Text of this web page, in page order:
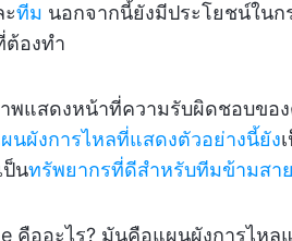
ทีม นอกจากนี้ยังมีประโยชน์ใน
องทำ
พแสดงหน้าที่ความรับผิดชอบขอ
นผังการไหลที่แสดงตัวอย่างนี้ยัง
ป็นทรัพยากรที่ดีสำหรับทีมข้ามสา
คืออะไร? มันคือแผนผังการไหล